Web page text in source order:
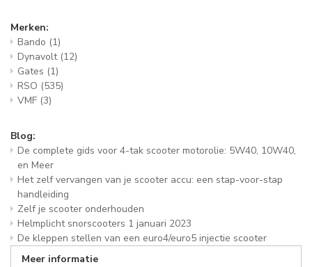
Merken:
Bando (1)
Dynavolt (12)
Gates (1)
RSO (535)
VMF (3)
Blog:
De complete gids voor 4-tak scooter motorolie: 5W40, 10W40,
en Meer
Het zelf vervangen van je scooter accu: een stap-voor-stap
handleiding
Zelf je scooter onderhouden
Helmplicht snorscooters 1 januari 2023
De kleppen stellen van een euro4/euro5 injectie scooter
Meer informatie